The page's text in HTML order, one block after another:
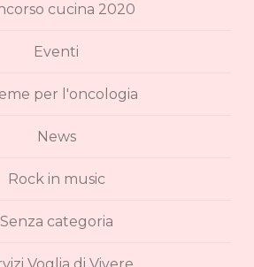
cucina 2020
Eventi
per l'oncologia
News
Rock in music
Senza categoria